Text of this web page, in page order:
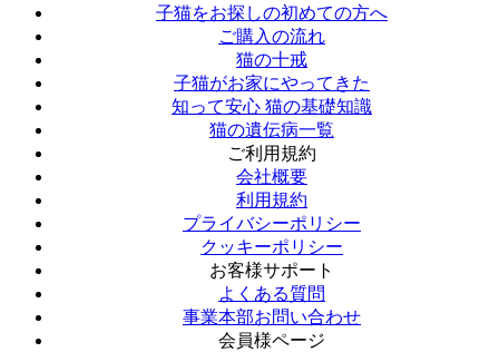
子猫をお探しの初めての方へ
ご購入の流れ
猫の十戒
子猫がお家にやってきた
知って安心 猫の基礎知識
猫の遺伝病一覧
ご利用規約
会社概要
利用規約
プライバシーポリシー
クッキーポリシー
お客様サポート
よくある質問
事業本部お問い合わせ
会員様ページ